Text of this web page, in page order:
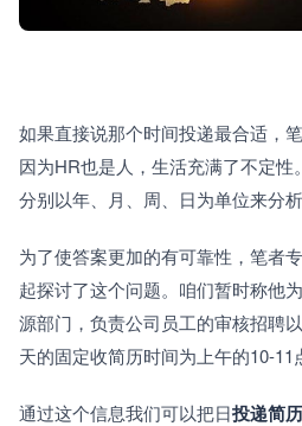
如果直接说那个时间投递最合适，
因为HR也是人，生活充满了不定
分别以年、月、周、日为单位来分析
为了使答案更加的有可靠性，笔者
起探讨了这个问题。咱们暂时称他
源部门，负责公司员工的审核招聘
天的固定收简历时间为上午的10-11
通过这个信息我们可以把日投递简历